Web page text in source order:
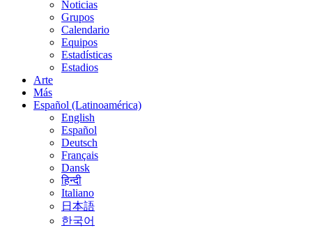
Noticias
Grupos
Calendario
Equipos
Estadísticas
Estadios
Arte
Más
Español (Latinoamérica)
English
Español
Deutsch
Français
Dansk
हिन्दी
Italiano
日本語
한국어